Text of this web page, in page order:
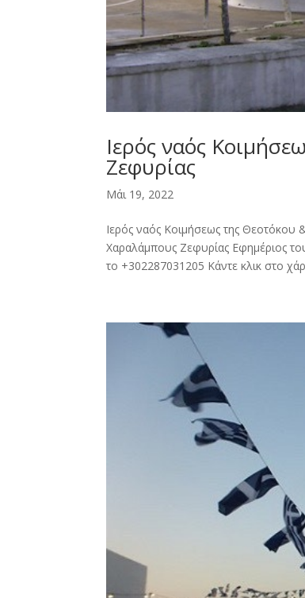
Ιερός ναός
Ζεφυρίας
Μάι 19, 2022
Ιερός ναός Κοιμήσεως της Θεοτόκου
Χαραλάμπους Ζεφυρίας Εφημέριος
το +302287031205 Κάντε κλικ στο